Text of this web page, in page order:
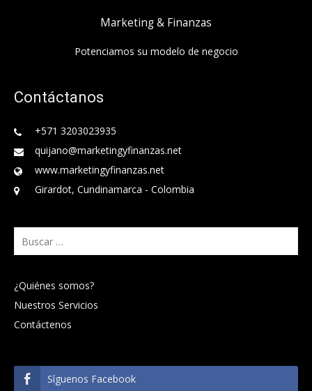
Marketing & Finanzas
Potenciamos su modelo de negocio
Contáctanos
+571 3203023935
quijano@marketingyfinanzas.net
www.marketingyfinanzas.net
Girardot, Cundinamarca - Colombia
Buscar:
¿Quiénes somos?
Nuestros Servicios
Contáctenos
Síguenos Facebook